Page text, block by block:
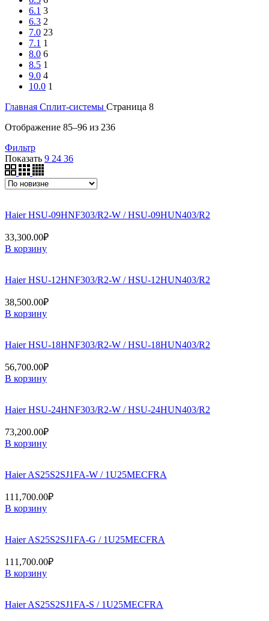
6.1 3
6.3 2
7.0 23
7.1 1
8.0 6
8.5 1
9.0 4
10.0 1
Главная Сплит-системы Страница 8
Отображение 85–96 из 236Сортировка:
Фильтр
Показать 9 24 36
Haier HSU-09HNF303/R2-W / HSU-09HUN403/R2
33,300.00₽
В корзину
Haier HSU-12HNF303/R2-W / HSU-12HUN403/R2
38,500.00₽
В корзину
Haier HSU-18HNF303/R2-W / HSU-18HUN403/R2
56,700.00₽
В корзину
Haier HSU-24HNF303/R2-W / HSU-24HUN403/R2
73,200.00₽
В корзину
Haier AS25S2SJ1FA-W / 1U25MECFRA
111,700.00₽
В корзину
Haier AS25S2SJ1FA-G / 1U25MECFRA
111,700.00₽
В корзину
Haier AS25S2SJ1FA-S / 1U25MECFRA